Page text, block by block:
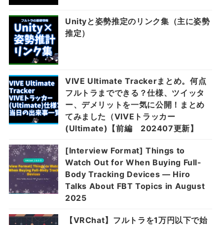
Unityと姿勢推定のリンク集（主に姿勢
推定）
VIVE Ultimate Trackerまとめ。何点
フルトラまでできる？仕様、ツイッタ
ー、デメリットを一気に公開！まとめ
てみました（VIVEトラッカー
(Ultimate)【前編 202407更新】
[Interview Format] Things to
Watch Out for When Buying Full-
Body Tracking Devices — Hiro
Talks About FBT Topics in August
2025
【VRChat】フルトラを1万円以下で始